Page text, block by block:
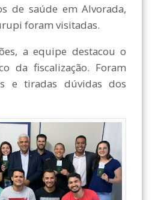
de saúde em Alvorada,
foram visitadas.
a equipe destacou o
da fiscalização. Foram
e tiradas dúvidas dos